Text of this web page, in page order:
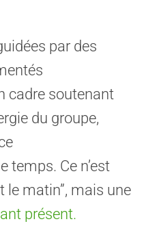
par des
cadre soutenant
du groupe,
temps. Ce n’est
le matin”, mais une
présent.